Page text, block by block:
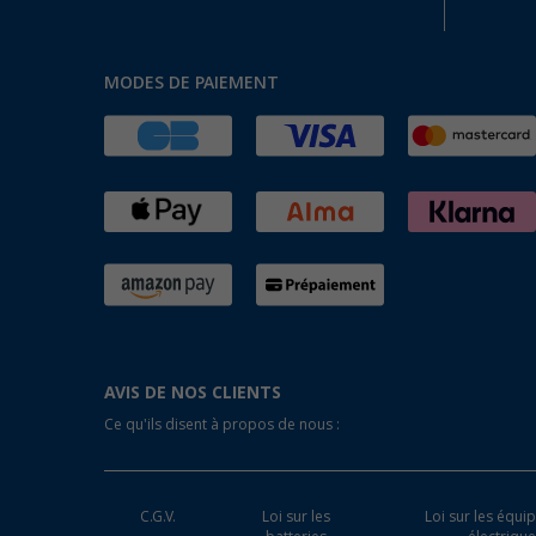
Heidelberg (5)
Heiligenhafen (5)
Heiligenzimmern (5)
Hooksiel (5)
Kaiserslautern (5)
Klagenfurt (5)
Leipzig - Wiedemar (5)
MODES DE PAIEMENT
AVIS DE NOS CLIENTS
Ce qu'ils disent à propos de nous :
C.G.V.
Loi sur les
Loi sur les